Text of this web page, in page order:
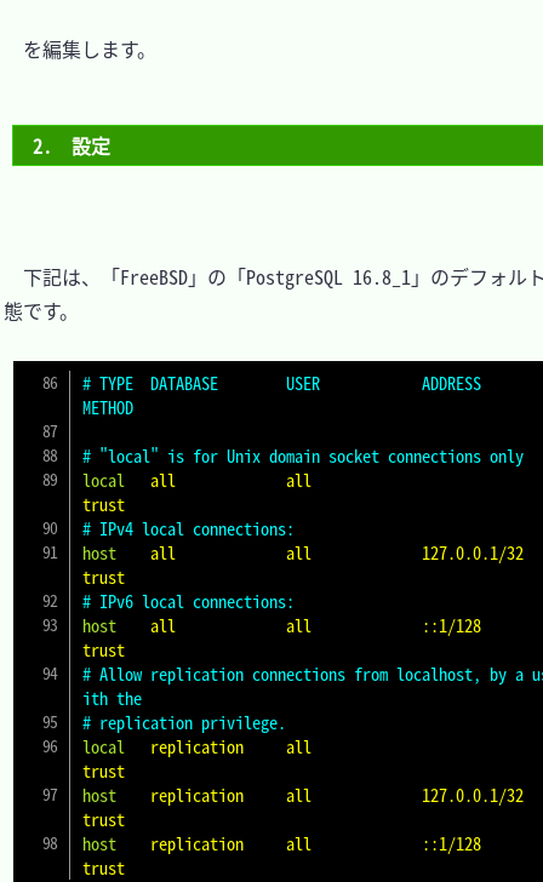
を編集します。
2.　設定
下記は、「FreeBSD」の「PostgreSQL 16.8_1」のデフォル
態です。
# TYPE  DATABASE        USER            ADDRESS
METHOD
# "local" is for Unix domain socket connections only
local
  all             all
trust
# IPv4 local connections:
host
   all             all             127.0.0.1/32
trust
# IPv6 local connections:
host
   all             all             ::1/128
trust
# Allow replication connections from localhost, by a
ith the
# replication privilege.
local
  replication     all
trust
host
   replication     all             127.0.0.1/32
trust
host
   replication     all             ::1/128
trust